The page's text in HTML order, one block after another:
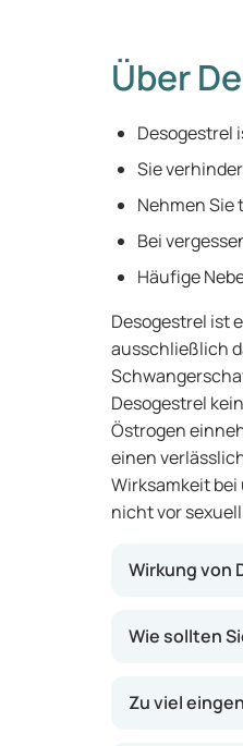
Über
Desogestrel
Sie
Nehmen
Bei
Häufige
Desogestrel ist
ausschließlich
Desogestrel
Östrogen
einen
Wirksamkeit
nicht vor
Wirkung von
hinaus
Wie sollten
Zu viel